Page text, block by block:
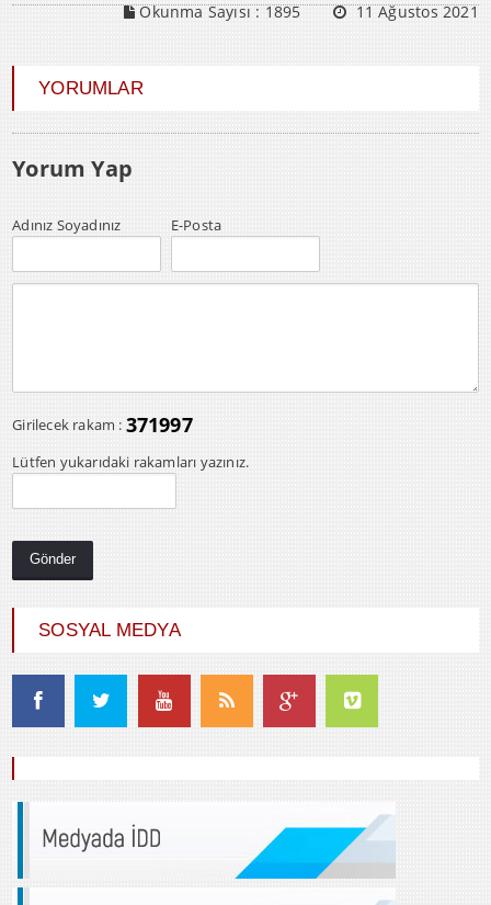
Okunma Sayısı :1895 11 Ağustos 2021
YORUMLAR
Yorum Yap
Adınız Soyadınız E-Posta
Girilecek rakam : 371997
Lütfen yukarıdaki rakamları yazınız.
SOSYAL MEDYA